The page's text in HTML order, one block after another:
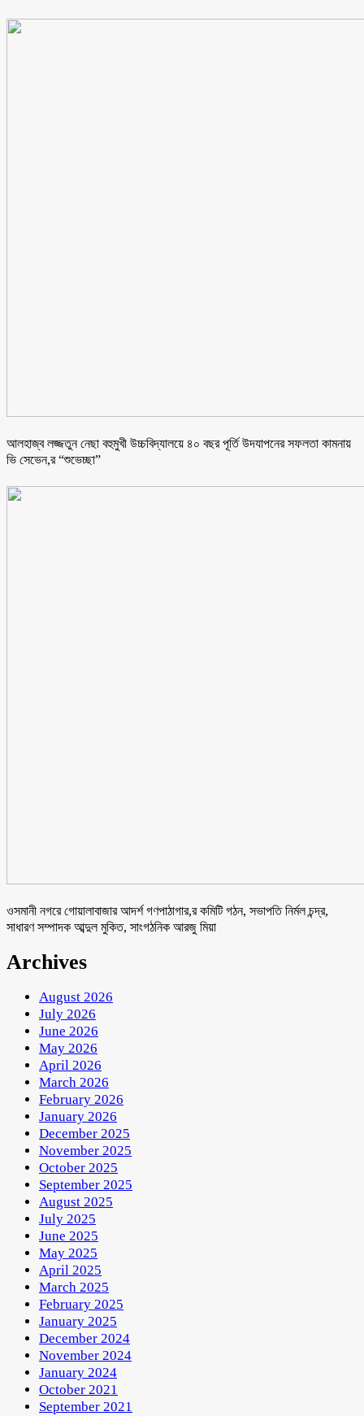
আলহাজ্ব লজ্জতুন নেছা বহুমুখী উচ্চবিদ্যালয়ে ৪০ বছর পূর্তি উদযাপনের সফলতা কামনায়
ভি সেভেন,র “শুভেচ্ছা”
ওসমানী নগরে গোয়ালাবাজার আদর্শ গণপাঠাগার,র কমিটি গঠন, সভাপতি নির্মল চন্দ্র,
সাধারণ সম্পাদক আব্দুল মুকিত, সাংগঠনিক আরজু মিয়া
Archives
August 2026
July 2026
June 2026
May 2026
April 2026
March 2026
February 2026
January 2026
December 2025
November 2025
October 2025
September 2025
August 2025
July 2025
June 2025
May 2025
April 2025
March 2025
February 2025
January 2025
December 2024
November 2024
January 2024
October 2021
September 2021